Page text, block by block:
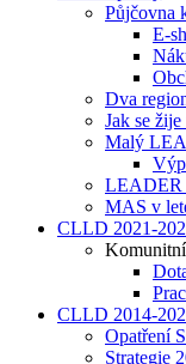
Půjčovna
E-
Dva
Jak se
Malý
LEADER
MAS v
CLLD 2021-
CLLD 2014-
Opatření
Strategie